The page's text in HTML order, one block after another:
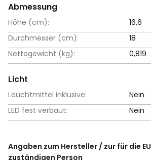
Abmessung
Höhe (cm):
16,6
Durchmesser (cm):
18
Nettogewicht (kg):
0,819
Licht
Leuchtmittel inklusive:
Nein
LED fest verbaut:
Nein
Angaben zum Hersteller / zur für die EU
zuständigen Person